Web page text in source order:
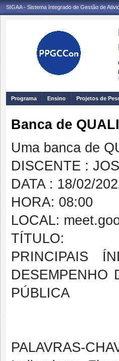
SIGAA - Sistema Integrado de Gestão de
Programa Ensino Projetos de
Banca de
Uma banca de
DISCENTE :
DATA : 18/02/
HORA: 08:00
LOCAL:
TÍTULO:
PRINCIPAIS
DESEMPENHO
PÚBLICA
PALAVRAS-